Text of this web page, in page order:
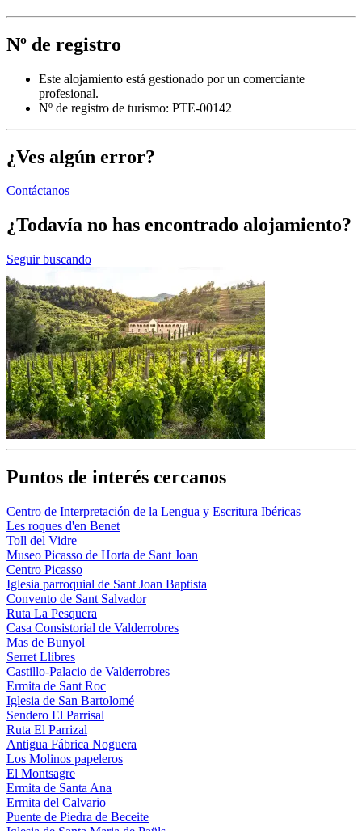
Nº de registro
Este alojamiento está gestionado por un comerciante
profesional.
Nº de registro de turismo: PTE-00142
¿Ves algún error?
Contáctanos
¿Todavía no has encontrado alojamiento?
Seguir buscando
Puntos de interés cercanos
Centro de Interpretación de la Lengua y Escritura Ibéricas
Les roques d'en Benet
Toll del Vidre
Museo Picasso de Horta de Sant Joan
Centro Picasso
Iglesia parroquial de Sant Joan Baptista
Convento de Sant Salvador
Ruta La Pesquera
Casa Consistorial de Valderrobres
Mas de Bunyol
Serret Llibres
Castillo-Palacio de Valderrobres
Ermita de Sant Roc
Iglesia de San Bartolomé
Sendero El Parrisal
Ruta El Parrizal
Antigua Fábrica Noguera
Los Molinos papeleros
El Montsagre
Ermita de Santa Ana
Ermita del Calvario
Puente de Piedra de Beceite